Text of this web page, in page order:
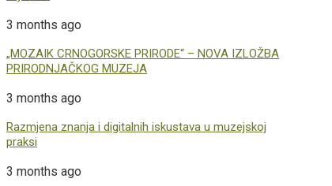
3 months ago
„MOZAIK CRNOGORSKE PRIRODE“ – NOVA IZLOŽBA
PRIRODNJAČKOG MUZEJA
3 months ago
Razmjena znanja i digitalnih iskustava u muzejskoj
praksi
3 months ago